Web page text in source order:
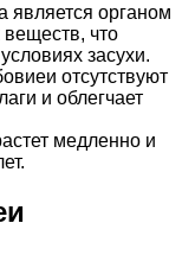
является органом
веществ, что
засухи.
отсутствуют
и облегчает
медленно и